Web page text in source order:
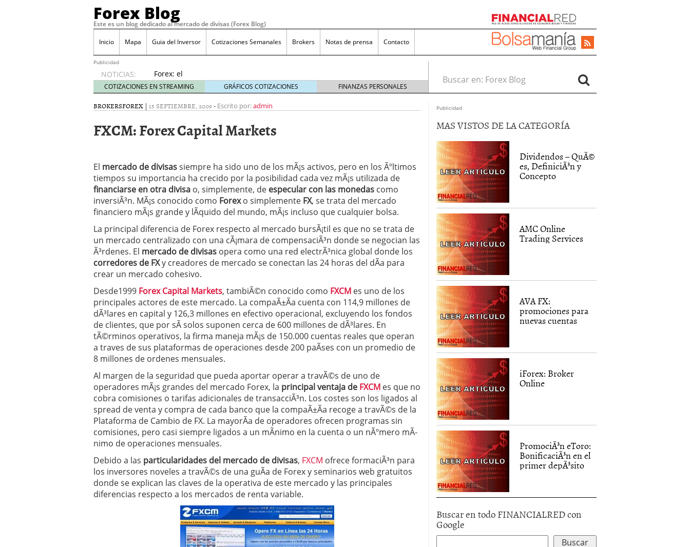
Forex Blog
Este es un blog dedicado al mercado de divisas (Forex Blog)
Inicio Mapa Guia del Inversor Cotizaciones Semanales Brokers Notas de prensa Contacto
Publicidad
NOTICIAS:
Forex: el
presente
y futuro
para
crisis
Dividendos – QuÃ© es, DefiniciÃ³n y Concepto diciembre 17, 2019
Â¿Se puede operar en FX sin apalancamiento? agosto 9, 2019
Aplicaciones de mÃ³vil para los que quieren invertir en forex julio 12, 2019
PsicologÃ­a y matemÃ¡ticas en Forex, mÃ¡s allÃ¡ de las apuestas en el casino
junio 21, 2019
COTIZACIONES EN STREAMING GRÁFICOS COTIZACIONES FINANZAS PERSONALES
Buscar en:
BROKERSFOREX | 15 SEPTIEMBRE, 2009- Escrito por:admin
FXCM: Forex Capital Markets
El mercado de divisassiempre ha sido uno de los mÃ¡s activos, pero en los Ãºltimos
tiempos su importancia ha crecido por la posibilidad cada vez mÃ¡s utilizada de
financiarse en otra divisa o, simplemente, de especular con las monedas como
inversiÃ³n. MÃ¡s conocido como Forexo simplemente FX, se trata del mercado
financiero mÃ¡s grande y lÃ­quido del mundo, mÃ¡s incluso que cualquier bolsa.
La principal diferencia de Forex respecto al mercado bursÃ¡til es que no se trata de
un mercado centralizado con una cÃ¡mara de compensaciÃ³n donde se negocian las
Ã³rdenes. El mercado de divisas opera como una red electrÃ³nica global donde los
corredores de FXy creadores de mercado se conectan las 24 horas del dÃ­a para
crear un mercado cohesivo.
Desde1999 Forex Capital Markets, tambiÃ©n conocido como FXCM es uno de los
principales actores de este mercado. La compaÃ±Ã­a cuenta con 114,9 millones de
dÃ³lares en capital y 126,3 millones en efectivo operacional, excluyendo los fondos
de clientes, que por sÃ­ solos suponen cerca de 600 millones de dÃ³lares. En
tÃ©rminos operativos, la firma maneja mÃ¡s de 150.000 cuentas reales que operan
a traves de sus plataformas de operaciones desde 200 paÃ­ses con un promedio de
8 millones de ordenes mensuales.
Al margen de la seguridad que pueda aportar operar a travÃ©s de uno de
operadores mÃ¡s grandes del mercado Forex, la principal ventaja de FXCM es que no
cobra comisiones o tarifas adicionales de transacciÃ³n. Los costes son los ligados al
spread de venta y compra de cada banco que la compaÃ±Ã­a recoge a travÃ©s de la
Plataforma de Cambio de FX. La mayorÃ­a de operadores ofrecen programas sin
comisiones, pero casi siempre ligados a un mÃ­nimo en la cuenta o un nÃºmero mÃ­
nimo de operaciones mensuales.
Debido a las particularidades del mercado de divisas, FXCM ofrece formaciÃ³n para
los inversores noveles a travÃ©s de una guÃ­a de Forex y seminarios web gratuitos
donde se explican las claves de la operativa de este mercado y las principales
diferencias respecto a los mercados de renta variable.
Publicidad
MAS VISTOS DE LA CATEGORÍA
Dividendos – QuÃ©
es, DefiniciÃ³n y
Concepto
AMC Online
Trading Services
AVA FX:
promociones para
nuevas cuentas
iForex: Broker
Online
PromociÃ³n eToro:
BonificaciÃ³n en el
primer depÃ³sito
Buscar en todo FINANCIALRED con
Google